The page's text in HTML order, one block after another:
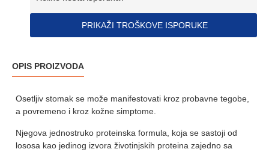
PRIKAŽI TROŠKOVE ISPORUKE
OPIS PROIZVODA
Osetljiv stomak se može manifestovati kroz probavne tegobe,
a povremeno i kroz kožne simptome.
Njegova jednostruko proteinska formula, koja se sastoji od
lososa kao jedinog izvora životinjskih proteina zajedno sa